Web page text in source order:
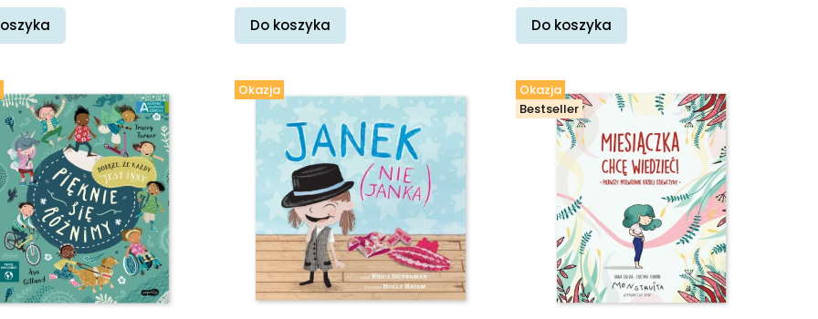
Do koszyka Do koszyka
Okazja
Okazja
Bestseller